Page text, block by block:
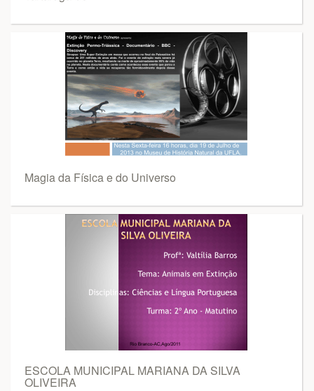
Magia da Física e do Universo
ESCOLA MUNICIPAL MARIANA DA SILVA
OLIVEIRA